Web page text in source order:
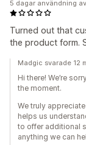
Turned out that
the product form.
5 dagar användning
Madgic svarade 12
Hi there! We’re
the moment.
We truly
helps us
to offer additional
anything we can